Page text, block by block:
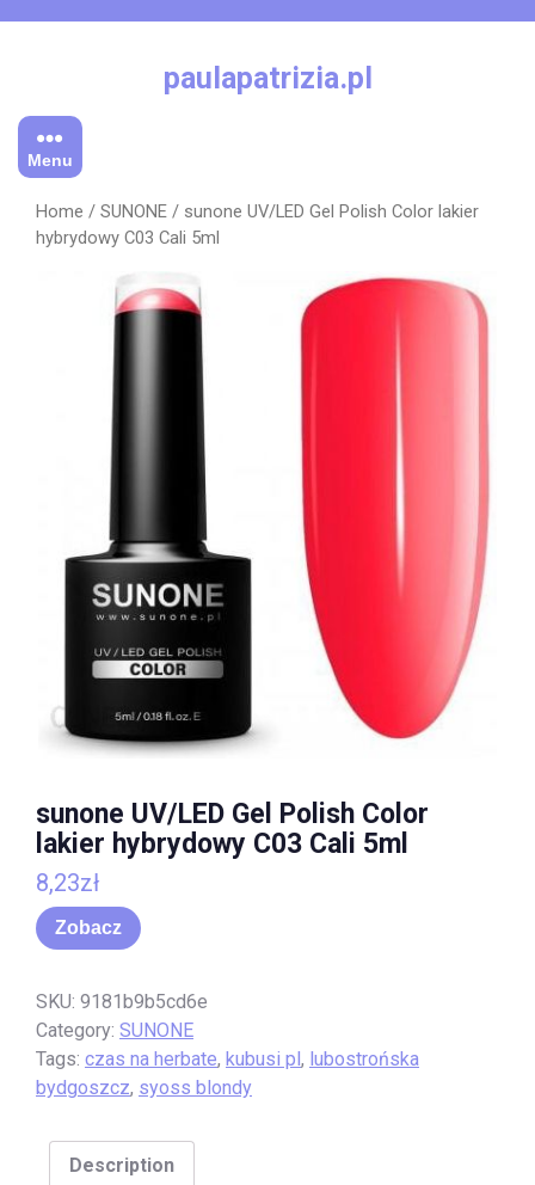
paulapatrizia.pl
Menu
Home / SUNONE / sunone UV/LED Gel Polish Color lakier
hybrydowy C03 Cali 5ml
sunone UV/LED Gel Polish Color
lakier hybrydowy C03 Cali 5ml
8,23zł
Zobacz
SKU: 9181b9b5cd6e
Category: SUNONE
Tags: czas na herbate, kubusi pl, lubostrońska
bydgoszcz, syoss blondy
Description